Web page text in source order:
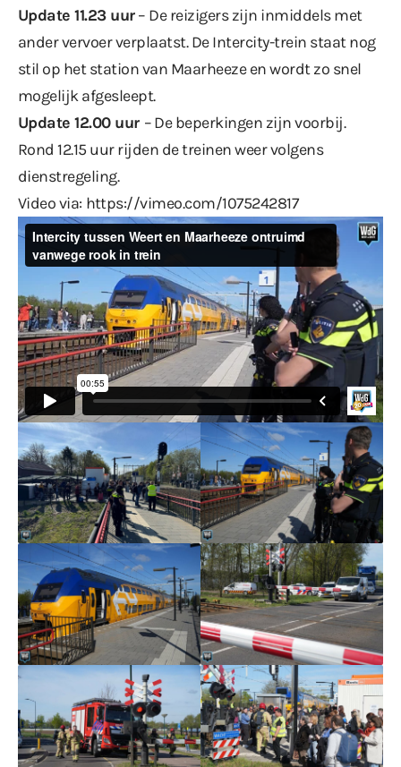
Update 11.23 uur– De reizigers zijn inmiddels met
ander vervoer verplaatst. De Intercity-trein staat nog
stil op het station van Maarheeze en wordt zo snel
mogelijk afgesleept.
Update 12.00 uur – De beperkingen zijn voorbij.
Rond 12.15 uur rijden de treinen weer volgens
dienstregeling.
Video via: https://vimeo.com/1075242817